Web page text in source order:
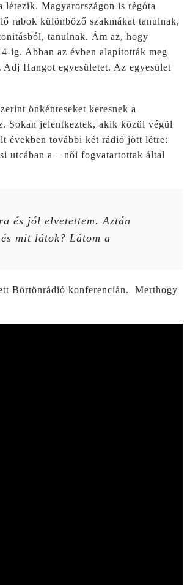
Magyarországon is régóta
rabok különböző szakmákat tanulnak,
tanulnak. Ám az, hogy
ig. Abban az évben alapították meg
Hangot egyesületet. Az egyesület
önkénteseket keresnek a
Sokan jelentkeztek, akik közül végül
években további két rádió jött létre:
utcában a – női fogvatartottak által
és jól elvetettem. Aztán
mit látok? Látom a
Börtönrádió konferencián. Merthogy